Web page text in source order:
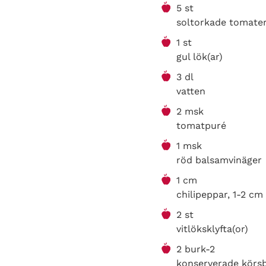
5 st
soltorkade tomater
1 st
gul lök(ar)
3 dl
vatten
2 msk
tomatpuré
1 msk
röd balsamvinäger
1 cm
chilipeppar, 1-2 cm
2 st
vitlöksklyfta(or)
2 burk-2
konserverade